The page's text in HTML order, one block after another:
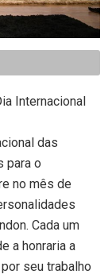
Internacional
das
para o
no mês de
Cada um
a honraria a
seu trabalho